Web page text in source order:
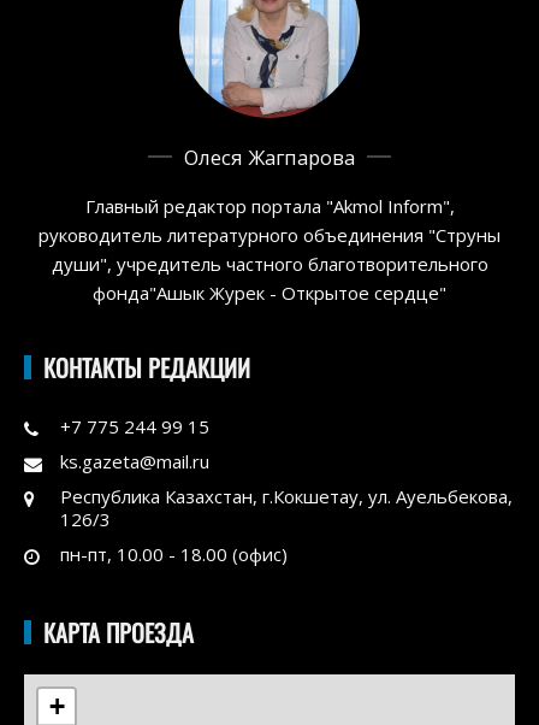
Олеся Жагпарова
Главный редактор портала "Akmol Inform",
руководитель литературного объединения "Струны
души", учредитель частного благотворительного
фонда"Ашык Журек - Открытое сердце"
КОНТАКТЫ РЕДАКЦИИ
+7 775 244 99 15
ks.gazeta@mail.ru
Республика Казахстан, г.Кокшетау, ул. Ауельбекова,
126/3
пн-пт, 10.00 - 18.00 (офис)
КАРТА ПРОЕЗДА
+